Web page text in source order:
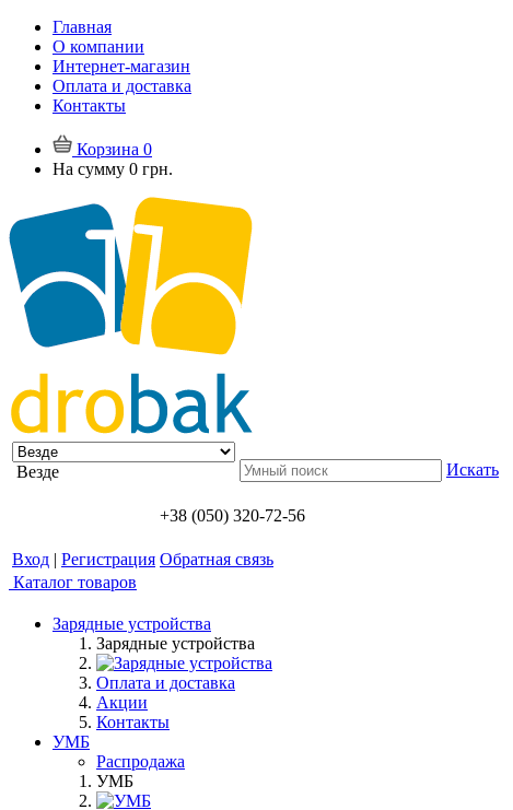
Главная
О компании
Интернет-магазин
Оплата и доставка
Контакты
Корзина 0
На сумму 0 грн.
Везде Искать
+38 (050) 320-72-56
Вход | Регистрация Обратная связь
Каталог товаров
Зарядные устройства
Зарядные устройства
Оплата и доставка
Акции
Контакты
УМБ
Распродажа
УМБ